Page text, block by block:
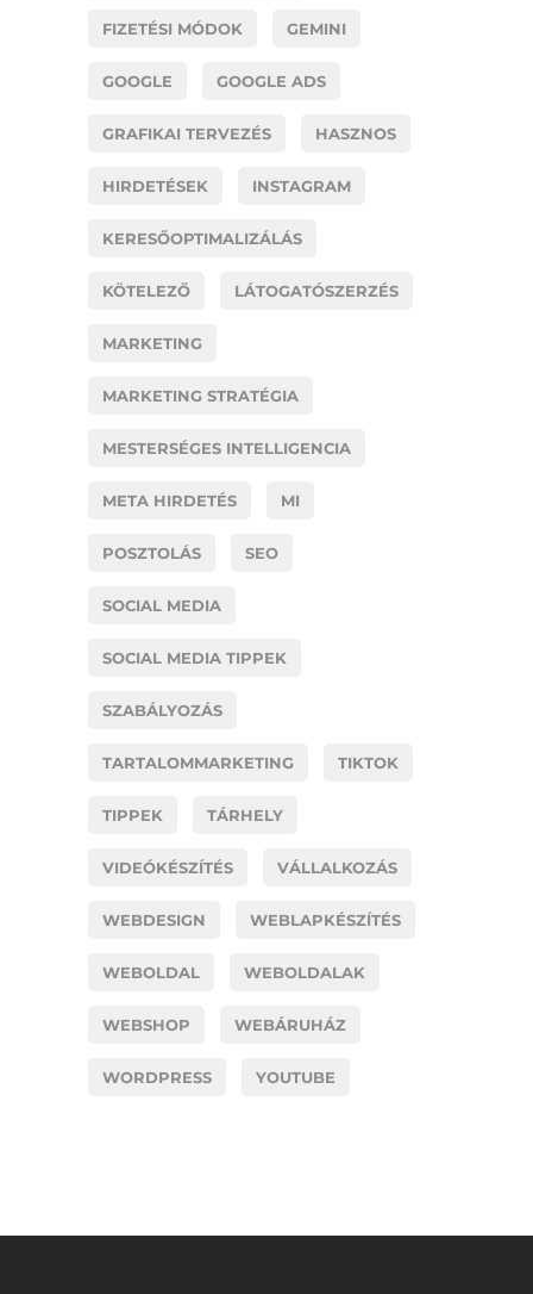
FIZETÉSI MÓDOK GEMINI
GOOGLE GOOGLE ADS
GRAFIKAI TERVEZÉS HASZNOS
HIRDETÉSEK INSTAGRAM
KERESŐOPTIMALIZÁLÁS
KÖTELEZŐ LÁTOGATÓSZERZÉS
MARKETING
MARKETING STRATÉGIA
MESTERSÉGES INTELLIGENCIA
META HIRDETÉS MI
POSZTOLÁS SEO
SOCIAL MEDIA
SOCIAL MEDIA TIPPEK
SZABÁLYOZÁS
TARTALOMMARKETING TIKTOK
TIPPEK TÁRHELY
VIDEÓKÉSZÍTÉS VÁLLALKOZÁS
WEBDESIGN WEBLAPKÉSZÍTÉS
WEBOLDAL WEBOLDALAK
WEBSHOP WEBÁRUHÁZ
WORDPRESS YOUTUBE